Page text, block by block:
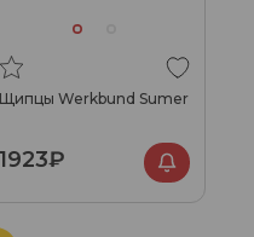
Щипцы Werkbund Sumer
1923₽